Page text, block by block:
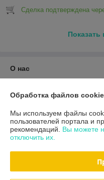
Сделка подтверждена
О нас
Контакты
Доставка и оплата
График работы
Обработка файлов cookie
Мы используем файлы
пользователей портала и
рекомендаций. Вы можете
отключить их.